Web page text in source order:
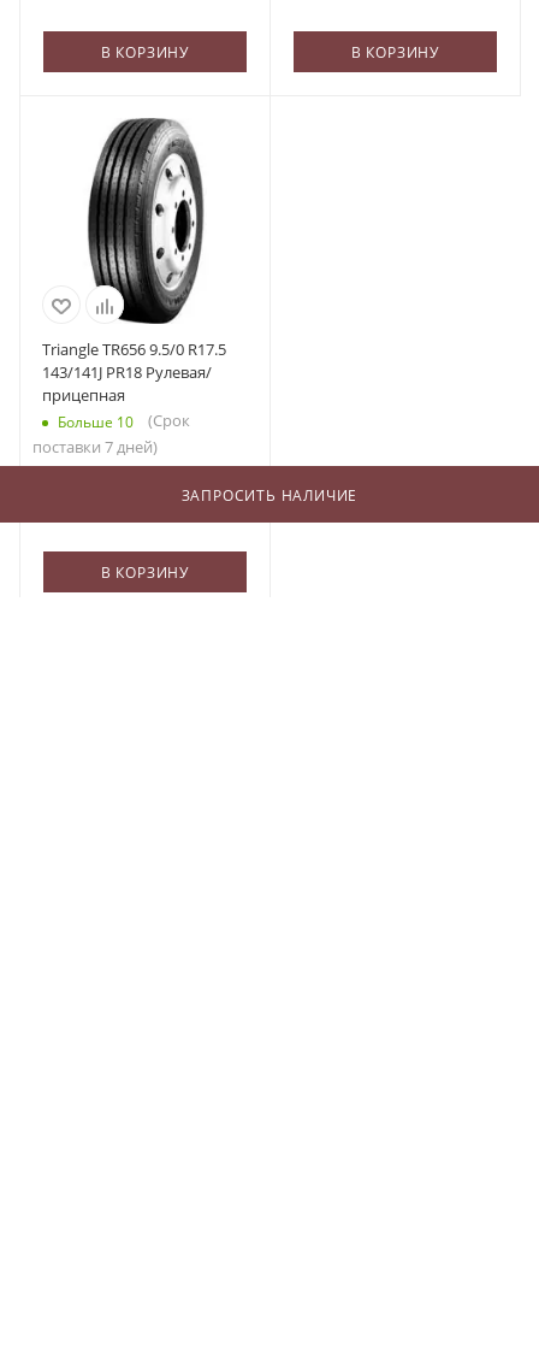
ЗАПРОСИТЬ НАЛИЧИЕ
В КОРЗИНУ В КОРЗИНУ
Triangle TR656 9.5/0 R17.5
143/141J PR18 Рулевая/
прицепная
Больше 10
(Срок
поставки 7 дней)
В КОРЗИНУ